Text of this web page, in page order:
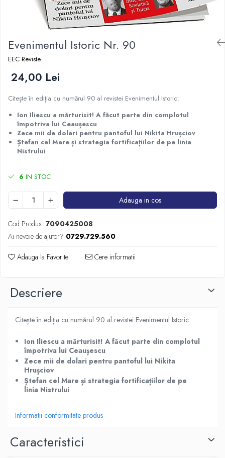
Istorie/Critica
Jurnale/Memorii
Manuale scolare/Cursuri
Medicină
Politică/Geopolitică
Proză
Psihologie
Sociologie
Stiinte/Educatie
Evenimentul Istoric Nr. 90
EEC Reviste
24,00 Lei
Citește în ediția cu numărul 90 al revistei Evenimentul Istoric:
Ion Iliescu a mărturisit! A făcut parte din complotul
împotriva lui Ceaușescu
Zece mii de dolari pentru pantoful lui Nikita Hrușciov
Ștefan cel Mare și strategia fortificațiilor de pe linia
Nistrului
6 IN STOC
Adauga in cos
Cod Produs: 7090425008
Ai nevoie de ajutor? 0729.729.560
Adauga la Favorite Cere informatii
Descriere
Citește în ediția cu numărul 90 al revistei Evenimentul Istoric:
Ion Iliescu a mărturisit! A făcut parte din complotul
împotriva lui Ceaușescu
Zece mii de dolari pentru pantoful lui Nikita
Hrușciov
Ștefan cel Mare și strategia fortificațiilor de pe
linia Nistrului
Informatii conformitate produs
Caracteristici